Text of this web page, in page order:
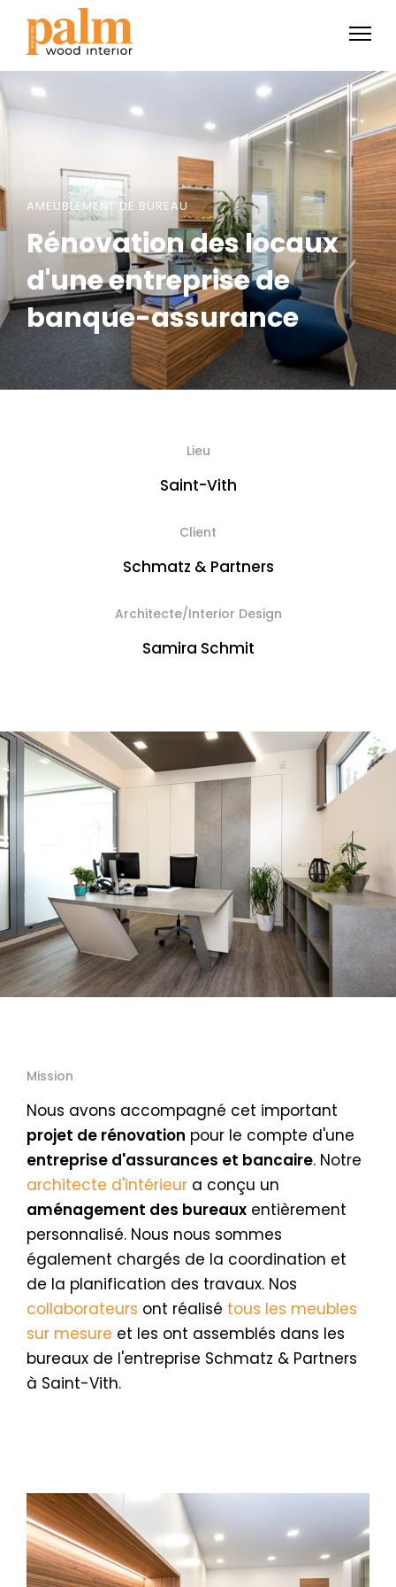
AMEUBLEMENT DE BUREAU
Rénovation des locaux
d'une entreprise de
banque-assurance
Lieu
Saint-Vith
Client
Schmatz & Partners
Architecte/Interior Design
Samira Schmit
Mission
Nous avons accompagné cet important
projet de rénovation pour le compte d'une
entreprise d'assurances et bancaire. Notre
architecte d'intérieur a conçu un
aménagement des bureaux entièrement
personnalisé. Nous nous sommes
également chargés de la coordination et
de la planification des travaux. Nos
collaborateurs ont réalisé tous les meubles
sur mesure et les ont assemblés dans les
bureaux de l'entreprise Schmatz & Partners
à Saint-Vith.